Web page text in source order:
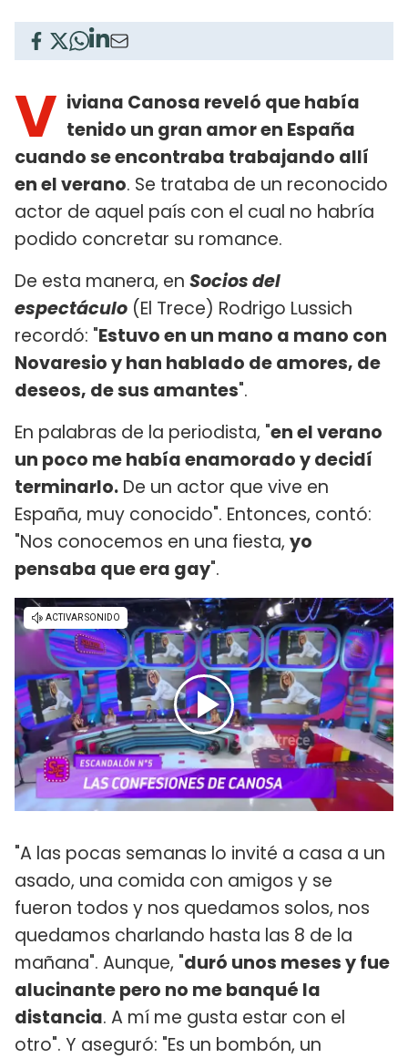
V iviana Canosa reveló que había
tenido un gran amor en España
cuando se encontraba trabajando allí
en el verano. Se trataba de un reconocido
actor de aquel país con el cual no habría
podido concretar su romance.
De esta manera, en Socios del
espectáculo (El Trece) Rodrigo Lussich
recordó: "Estuvo en un mano a mano con
Novaresio y han hablado de amores, de
deseos, de sus amantes".
En palabras de la periodista, "en el verano
un poco me había enamorado y decidí
terminarlo. De un actor que vive en
España, muy conocido". Entonces, contó:
"Nos conocemos en una fiesta, yo
pensaba que era gay".
"A las pocas semanas lo invité a casa a un
asado, una comida con amigos y se
fueron todos y nos quedamos solos, nos
quedamos charlando hasta las 8 de la
mañana". Aunque, "duró unos meses y fue
alucinante pero no me banqué la
distancia. A mí me gusta estar con el
otro". Y aseguró: "Es un bombón, un